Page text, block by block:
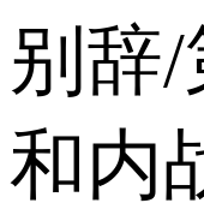
别辞
和内